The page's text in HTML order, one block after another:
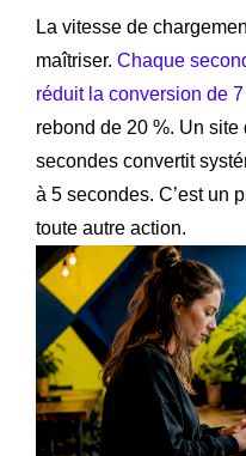
La vitesse de
maîtriser. Chaque
réduit la conversion de
rebond de 20 %. Un
secondes convertit
à 5 secondes. C’est un
toute autre action.